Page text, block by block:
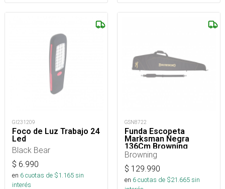
GI231209
Foco de Luz Trabajo 24
Led
Black Bear
$ 6.990
en 6cuotas de $1.165sin
interés
GSN8722
Funda Escopeta
Marksman Negra
136Cm Browning
Browning
$ 129.990
en 6cuotas de $21.665sin